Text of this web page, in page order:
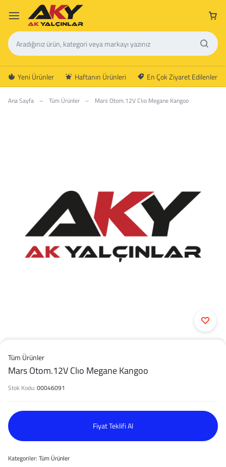
Yeni Ürünler Haftanın Ürünleri En Çok Ziyaret Edilenler
Ana Sayfa – Tüm Ürünler – Mars Otom.12V Clıo Megane Kangoo
Tüm Ürünler
Mars Otom.12V Clıo Megane Kangoo
Stok Kodu: 00046091
Fiyat Teklifi Al
Kategoriler: Tüm Ürünler